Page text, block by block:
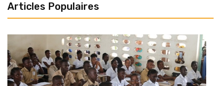
Articles Populaires